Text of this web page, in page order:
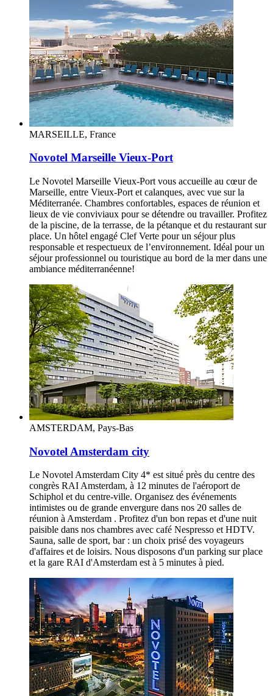
MARSEILLE, France
Novotel Marseille Vieux-Port
Le Novotel Marseille Vieux-Port vous accueille au cœur de
Marseille, entre Vieux-Port et calanques, avec vue sur la
Méditerranée. Chambres confortables, espaces de réunion et
lieux de vie conviviaux pour se détendre ou travailler. Profitez
de la piscine, de la terrasse, de la pétanque et du restaurant sur
place. Un hôtel engagé Clef Verte pour un séjour plus
responsable et respectueux de l’environnement. Idéal pour un
séjour professionnel ou touristique au bord de la mer dans une
ambiance méditerranéenne!
AMSTERDAM, Pays-Bas
Novotel Amsterdam city
Le Novotel Amsterdam City 4* est situé près du centre des
congrès RAI Amsterdam, à 12 minutes de l'aéroport de
Schiphol et du centre-ville. Organisez des événements
intimistes ou de grande envergure dans nos 20 salles de
réunion à Amsterdam . Profitez d'un bon repas et d'une nuit
paisible dans nos chambres avec café Nespresso et HDTV.
Sauna, salle de sport, bar : un choix prisé des voyageurs
d'affaires et de loisirs. Nous disposons d'un parking sur place
et la gare RAI d'Amsterdam est à 5 minutes à pied.